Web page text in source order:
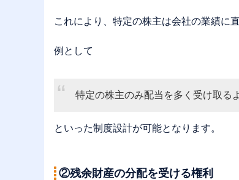
これにより、特定の株主は会社の業績に
例として
特定の株主のみ配当を多く受け取る
といった制度設計が可能となります。
②残余財産の分配を受ける権利